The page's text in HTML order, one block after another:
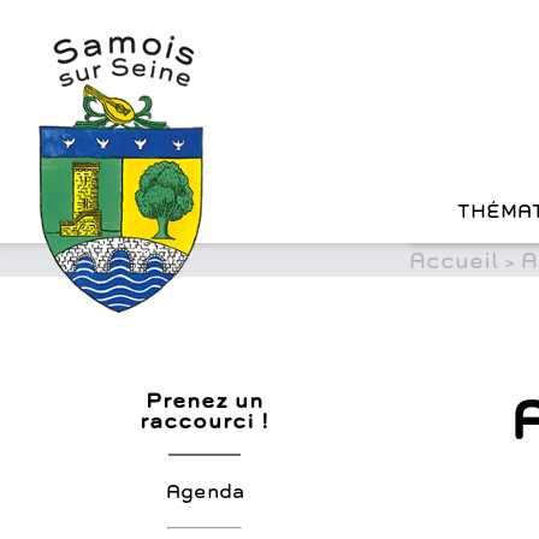
content
Prenez un
raccourci !
Agenda
Accueil >